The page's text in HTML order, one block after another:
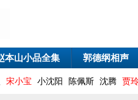
本山小品全集 郭德纲相声
宋小宝 小沈阳 陈佩斯 沈腾 贾